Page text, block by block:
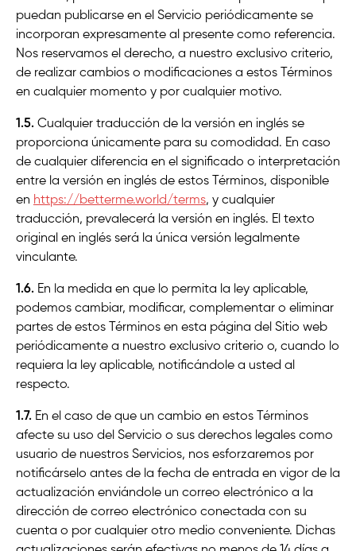
puedan publicarse en el Servicio periódicamente se
incorporan expresamente al presente como referencia.
Nos reservamos el derecho, a nuestro exclusivo criterio,
de realizar cambios o modificaciones a estos Términos
en cualquier momento y por cualquier motivo.
1.5. Cualquier traducción de la versión en inglés se
proporciona únicamente para su comodidad. En caso
de cualquier diferencia en el significado o interpretación
entre la versión en inglés de estos Términos, disponible
en https://betterme.world/terms, y cualquier
traducción, prevalecerá la versión en inglés. El texto
original en inglés será la única versión legalmente
vinculante.
1.6. En la medida en que lo permita la ley aplicable,
podemos cambiar, modificar, complementar o eliminar
partes de estos Términos en esta página del Sitio web
periódicamente a nuestro exclusivo criterio o, cuando lo
requiera la ley aplicable, notificándole a usted al
respecto.
1.7. En el caso de que un cambio en estos Términos
afecte su uso del Servicio o sus derechos legales como
usuario de nuestros Servicios, nos esforzaremos por
notificárselo antes de la fecha de entrada en vigor de la
actualización enviándole un correo electrónico a la
dirección de correo electrónico conectada con su
cuenta o por cualquier otro medio conveniente. Dichas